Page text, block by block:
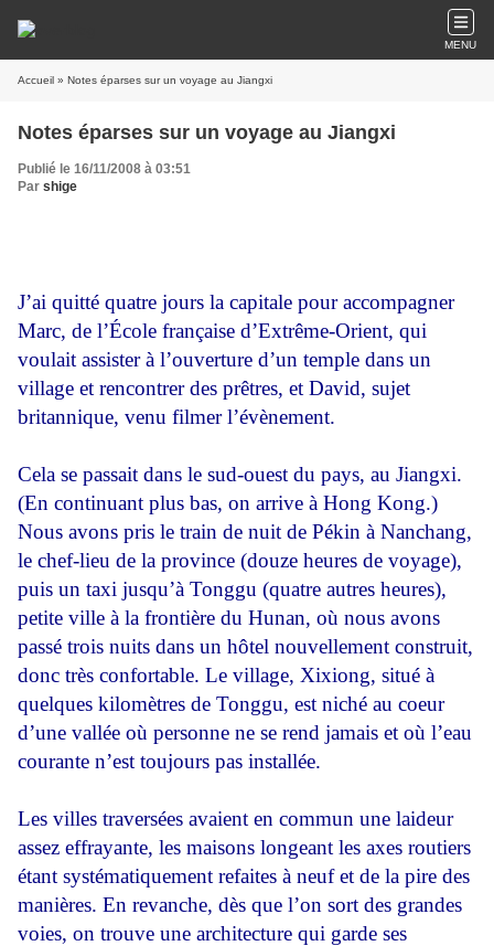
MENU
Accueil » Notes éparses sur un voyage au Jiangxi
Notes éparses sur un voyage au Jiangxi
Publié le 16/11/2008 à 03:51
Par shige
J’ai quitté quatre jours la capitale pour accompagner
Marc, de l’École française d’Extrême-Orient, qui
voulait assister à l’ouverture d’un temple dans un
village et rencontrer des prêtres, et David, sujet
britannique, venu filmer l’évènement.
Cela se passait dans le sud-ouest du pays, au Jiangxi.
(En continuant plus bas, on arrive à Hong Kong.)
Nous avons pris le train de nuit de Pékin à Nanchang,
le chef-lieu de la province (douze heures de voyage),
puis un taxi jusqu’à Tonggu (quatre autres heures),
petite ville à la frontière du Hunan, où nous avons
passé trois nuits dans un hôtel nouvellement construit,
donc très confortable. Le village, Xixiong, situé à
quelques kilomètres de Tonggu, est niché au coeur
d’une vallée où personne ne se rend jamais et où l’eau
courante n’est toujours pas installée.
Les villes traversées avaient en commun une laideur
assez effrayante, les maisons longeant les axes routiers
étant systématiquement refaites à neuf et de la pire des
manières. En revanche, dès que l’on sort des grandes
voies, on trouve une architecture qui garde ses